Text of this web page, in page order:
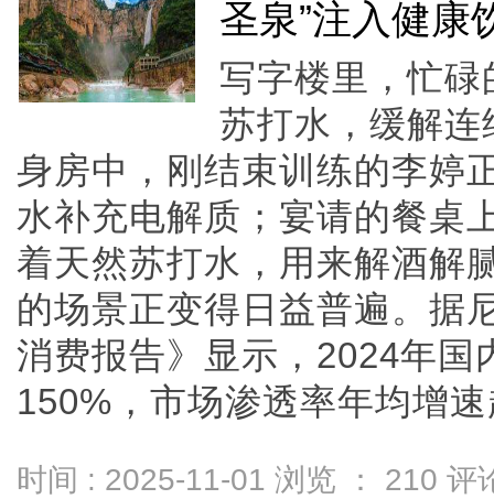
圣泉”注入健康
写字楼里，忙
苏打水，缓解
身房中，刚结束训练的李婷
水补充电解质；宴请的餐桌
着天然苏打水，用来解酒解
的场景正变得日益普遍。据
消费报告》显示，2024年国
150%，市场渗透率年均增
时间 : 2025-11-01 浏览 ： 210 评